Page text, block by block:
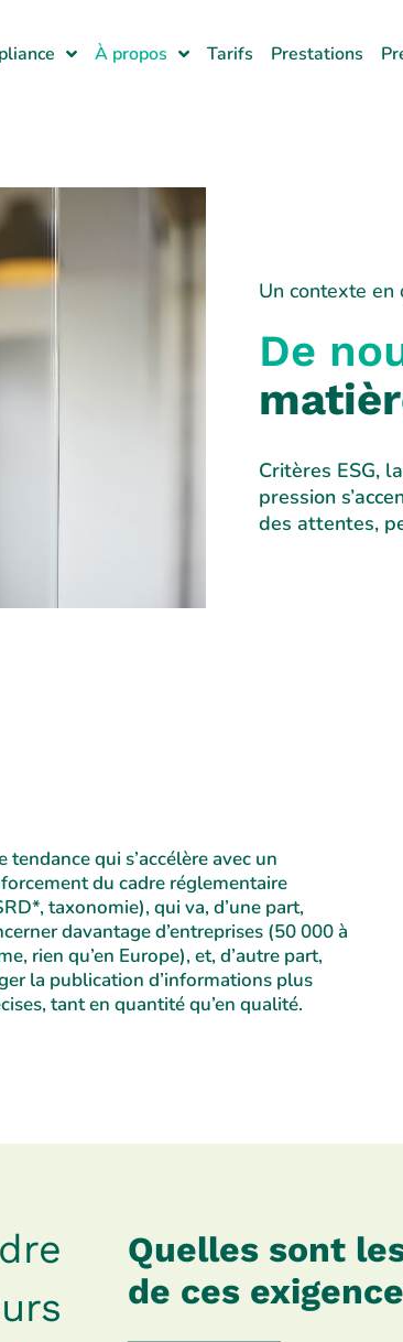
À propos Tarifs Prestations
Un contexte
De
Critères ESG,
pression
des attentes,
tendance qui s’accélère avec un
du cadre réglementaire
taxonomie), qui va, d’une part,
davantage d’entreprises (50 000 à
rien qu’en Europe), et, d’autre part,
la publication d’informations plus
tant en quantité qu’en qualité.
Quelles sont
de ces